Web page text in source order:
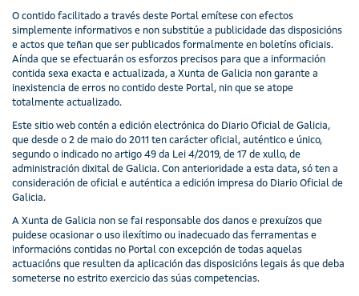
O contido facilitado a través deste Portal emítese con efectos
simplemente informativos e non substitúe a publicidade das disposicións
e actos que teñan que ser publicados formalmente en boletíns oficiais.
Aínda que se efectuarán os esforzos precisos para que a información
contida sexa exacta e actualizada, a Xunta de Galicia non garante a
inexistencia de erros no contido deste Portal, nin que se atope
totalmente actualizado.
Este sitio web contén a edición electrónica do Diario Oficial de Galicia,
que desde o 2 de maio do 2011 ten carácter oficial, auténtico e único,
segundo o indicado no artigo 49 da Lei 4/2019, de 17 de xullo, de
administración dixital de Galicia. Con anterioridade a esta data, só ten a
consideración de oficial e auténtica a edición impresa do Diario Oficial de
Galicia.
A Xunta de Galicia non se fai responsable dos danos e prexuízos que
puidese ocasionar o uso ilexítimo ou inadecuado das ferramentas e
informacións contidas no Portal con excepción de todas aquelas
actuacións que resulten da aplicación das disposicións legais ás que deba
someterse no estrito exercicio das súas competencias.